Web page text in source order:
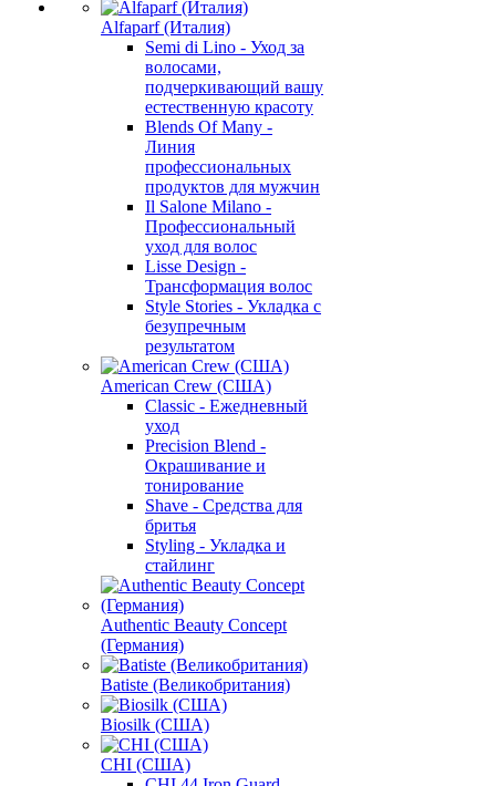
Alfaparf (Италия)
Semi di Lino - Уход за
волосами,
подчеркивающий вашу
естественную красоту
Blends Of Many -
Линия
профессиональных
продуктов для мужчин
Il Salone Milano -
Профессиональный
уход для волос
Lisse Design -
Трансформация волос
Style Stories - Укладка с
безупречным
результатом
American Crew (США)
Classic - Ежедневный
уход
Precision Blend -
Окрашивание и
тонирование
Shave - Средства для
бритья
Styling - Укладка и
стайлинг
Authentic Beauty Concept
(Германия)
Batiste (Великобритания)
Biosilk (США)
CHI (США)